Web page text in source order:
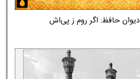
غزل شماره‌ی ۱۵۵ دیوان حافظ: اگر روم ز پی‌اش